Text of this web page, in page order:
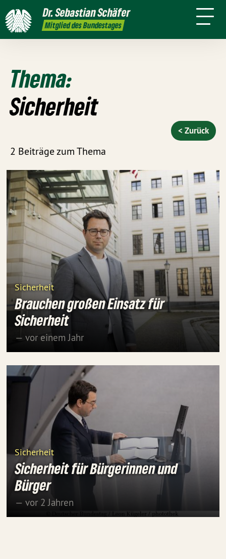
Dr. Sebastian Schäfer
Mitglied des Bundestages
Presse Kontakt
In den
Medien
mich
Thema:
Sicherheit
2 Beiträge zum Thema
< Zurück
Sicherheit
Brauchen großen Einsatz für
Sicherheit
— vor einem Jahr
Sicherheit
Sicherheit für Bürgerinnen und
Bürger
— vor 2 Jahren